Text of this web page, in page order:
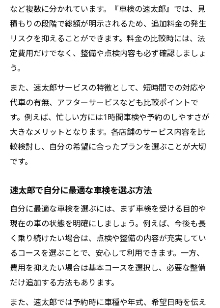
など複数に分かれています。『車検の速太郎』では、見
積もりの段階で総額が明示されるため、追加料金の発生
リスクを抑えることができます。料金の比較時には、法
定費用だけでなく、整備や点検内容も必ず確認しましょ
う。
また、速太郎サービスの特徴として、短時間での対応や
代車の有無、アフターサービスなども比較ポイントで
す。例えば、忙しい方には1時間車検や予約のしやすさが
大きなメリットとなります。各店舗のサービス内容を比
較検討し、自分の希望に合ったプランを選ぶことが大切
です。
速太郎で自分に最適な車検を選ぶ方法
自分に最適な車検を選ぶには、まず車検を受ける目的や
現在の車の状態を明確にしましょう。例えば、今後も長
く乗り続けたい場合は、点検や整備の内容が充実してい
るコースを選ぶことで、安心して利用できます。一方、
費用を抑えたい場合は基本コースを選択し、必要な整備
だけ追加する方法もあります。
また、速太郎では予約時に車種や年式、希望日時を伝え